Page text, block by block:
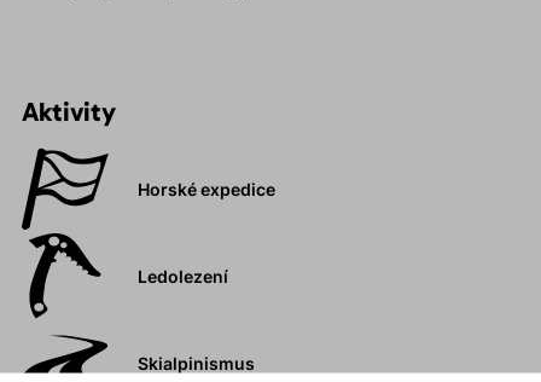
Aktivity
Horské expedice
Ledolezení
Skialpinismus